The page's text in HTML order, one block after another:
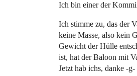
Ich bin einer der
Ich stimme zu, das der
keine Masse, also kein
Gewicht der Hülle
ist, hat der Baloon mit
Jetzt hab ichs, danke -g-